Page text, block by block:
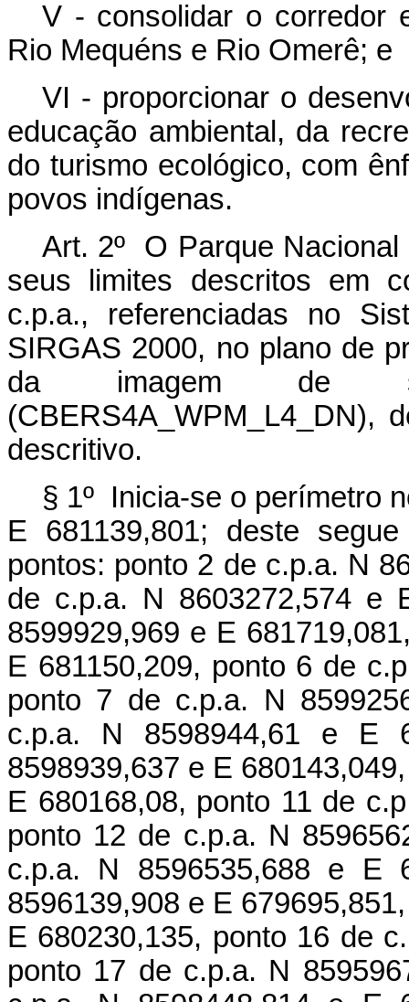
V - consolidar o corredor
Rio Mequéns e Rio Omerê; e
VI - proporcionar o
educação ambiental, da
do turismo ecológico, com
povos indígenas.
Art. 2º O Parque
seus limites descritos em
c.p.a., referenciadas no
SIRGAS 2000, no plano de
da imagem de
(CBERS4A_WPM_L4_DN),
descritivo.
§ 1º Inicia-se o perímetro
E 681139,801; deste
pontos: ponto 2 de c.p.a. N
de c.p.a. N 8603272,574 e
8599929,969 e E
E 681150,209, ponto 6 de
ponto 7 de c.p.a. N
c.p.a. N 8598944,61 e E
8598939,637 e E
E 680168,08, ponto 11 de
ponto 12 de c.p.a. N
c.p.a. N 8596535,688 e E
8596139,908 e E
E 680230,135, ponto 16 de
ponto 17 de c.p.a. N